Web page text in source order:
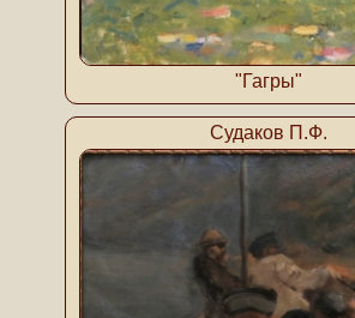
"Гагры"
Судаков П.Ф.